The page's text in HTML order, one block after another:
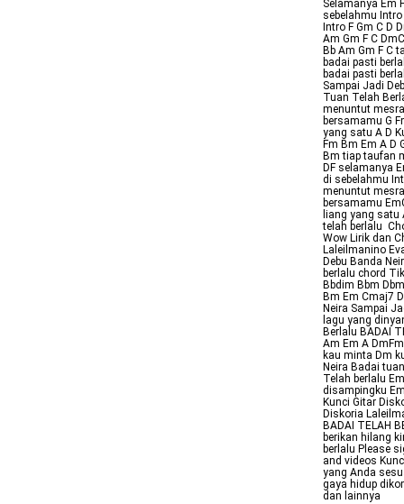
Selamanya Em
sebelahmu Intro
Intro F Gm C D
Am Gm F C
Bb Am Gm F C
badai pasti
badai pasti
Sampai Jadi
Tuan Telah
menuntut
bersamamu G
yang satu A D
Fm Bm Em A D
Bm tiap taufan
DF selamanya
di sebelahmu
menuntut
bersamamu
liang yang satu
telah berlalu
Wow Lirik dan
Laleilmanino
Debu Banda
berlalu chord
Bbdim Bbm
Bm Em Cmaj7
Neira Sampai
lagu yang
Berlalu BADAI
Am Em A
kau minta Dm
Neira Badai
Telah berlalu
disampingku
Kunci Gitar
Diskoria
BADAI TELAH
berikan hilang
berlalu Please
and videos
yang Anda
gaya hidup
dan lainnya